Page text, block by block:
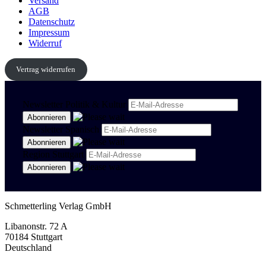
AGB
Datenschutz
Impressum
Widerruf
Vertrag widerrufen
Newsletter Politik & Kultur
Newsletter Spanisch
Region Stuttgart
Schmetterling Verlag GmbH
Libanonstr. 72 A
70184 Stuttgart
Deutschland